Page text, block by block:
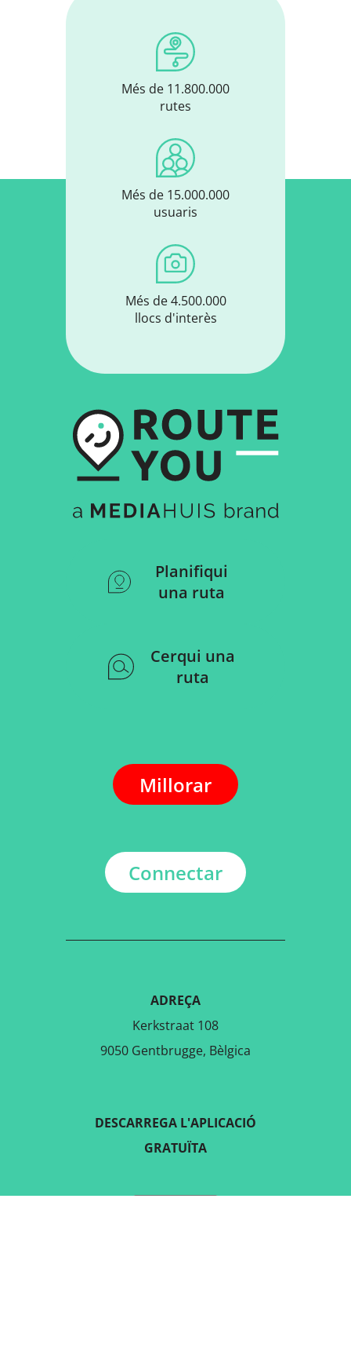
Més de 11.800.000
rutes
Més de 15.000.000
usuaris
Més de 4.500.000
llocs d'interès
Planifiqui
una ruta
Cerqui una
ruta
Millorar
Connectar
ADREÇA
Kerkstraat 108
9050 Gentbrugge, Bèlgica
DESCARREGA L'APLICACIÓ
GRATUÏTA